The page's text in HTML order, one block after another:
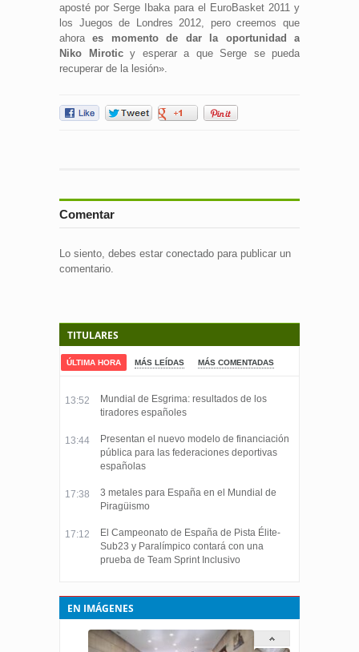
aposté por Serge Ibaka para el EuroBasket 2011 y
los Juegos de Londres 2012, pero creemos que
ahoraes momento de dar la oportunidad a
Niko
Mirotic y esperar a que Serge se pueda
recuperar de la lesión».
Comentar
Lo siento, debes estar conectado para publicar un
comentario.
TITULARES
ÚLTIMA HORA MÁS LEÍDAS MÁS COMENTADAS
13:52
Mundial de Esgrima: resultados de los
tiradores españoles
13:44
Presentan el nuevo modelo de financiación
pública para las federaciones deportivas
españolas
17:38
3 metales para España en el Mundial de
Piragüismo
17:12
El Campeonato de España de Pista Élite-
Sub23 y Paralímpico contará con una
prueba de Team Sprint Inclusivo
EN IMÁGENES